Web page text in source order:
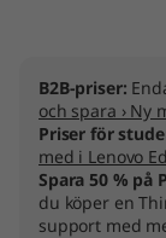
B2B-priser:
och spara › Ny
Priser för
med i Lenovo
Spara 50 % på
du köper en
support med